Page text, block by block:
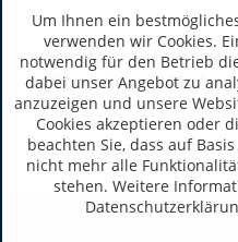
Nährwerte pro 100g /
100ml:
Um Ihnen ein
verwenden wir Cookies.
notwendig für den Betrieb
dabei unser Angebot zu
anzuzeigen und unsere
Cookies akzeptieren oder
beachten Sie, dass auf
nicht mehr alle
stehen. Weitere